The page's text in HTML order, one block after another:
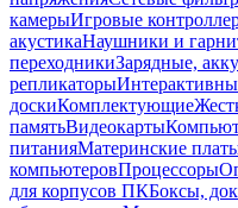
камерыИгровые
акустикаНаушники и
переходникиЗарядные,
репликаторы
доскиКомплектующие
памятьВидеокарты
питанияМатеринские
компьютеровПроцессоры
для корпусов ПКБоксы,